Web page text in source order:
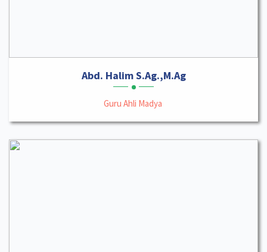
Abd. Halim S.Ag.,M.Ag
Guru Ahli Madya